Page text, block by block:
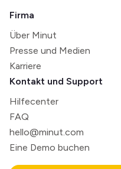
Firma
Über Minut
Presse und Medien
Karriere
Kontakt und Support
Hilfecenter
FAQ
hello@minut.com
Eine Demo buchen